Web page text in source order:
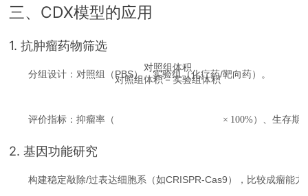
三、CDX模型的应用
1. 抗肿瘤药物筛选
分组设计：对照组（PBS）、实验组（化疗药/靶向药）。
评价指标：抑瘤率（
对照组体积
对照组体积－实验组体积
× 100%）、生存期
2. 基因功能研究
构建稳定敲除/过表达细胞系（如CRISPR-Cas9），比较成瘤能力